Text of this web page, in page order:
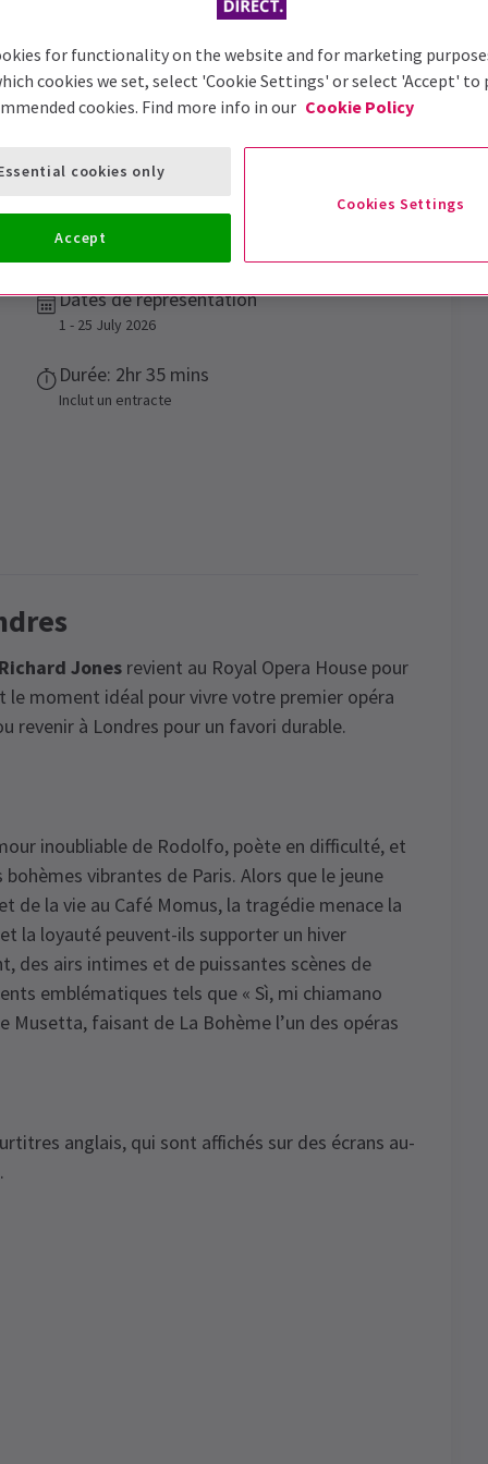
Opera House
Dates de représentation
1 - 25 July 2026
Durée: 2hr 35 mins
Inclut un entracte
Richard Jones revient au Royal Opera House pour
moment idéal pour vivre votre premier opéra
revenir à Londres pour un favori durable.
inoubliable de Rodolfo, poète en difficulté, et
vibrantes de Paris. Alors que le jeune
de la vie au Café Momus, la tragédie menace la
la loyauté peuvent-ils supporter un hiver
des airs intimes et de puissantes scènes de
emblématiques tels que « Sì, mi chiamano
Musetta, faisant de La Bohème l’un des opéras
anglais, qui sont affichés sur des écrans au-
for functionality on the website and for marketing
cookies we set, select 'Cookie Settings' or select 'Accept' to
cookies. Find more info in our Cookie Policy
Cookies Settings
cookies only
Accept